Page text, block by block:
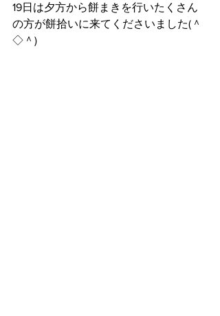
19日は夕方から餅まきを行いたくさん
の方が餅拾いに来てくださいました(＾
◇＾)